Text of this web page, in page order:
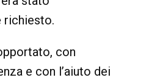
richiesto.
con
e con l’aiuto dei